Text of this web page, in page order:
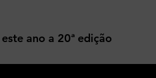
ano a 20ª edição